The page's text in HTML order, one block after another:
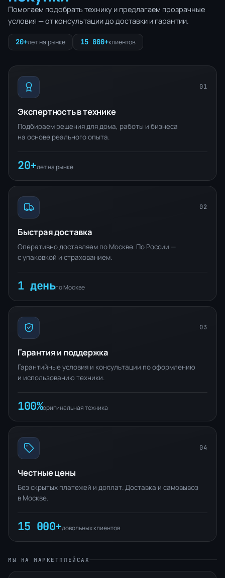
Помогаем подобрать технику и предлагаем прозрачные
условия — от консультации до доставки и гарантии.
20+лет на рынке 15 000+клиентов
01
Экспертность в технике
Подбираем решения для дома, работы и бизнеса
на основе реального опыта.
20+лет на рынке
02
Быстрая доставка
Оперативно доставляем по Москве. По России —
с упаковкой и страхованием.
1 деньпо Москве
03
Гарантия и поддержка
Гарантийные условия и консультации по оформлению
и использованию техники.
100%оригинальная техника
04
Честные цены
Без скрытых платежей и доплат. Доставка и самовывоз
в Москве.
15 000+довольных клиентов
МЫ НА МАРКЕТПЛЕЙСАХ